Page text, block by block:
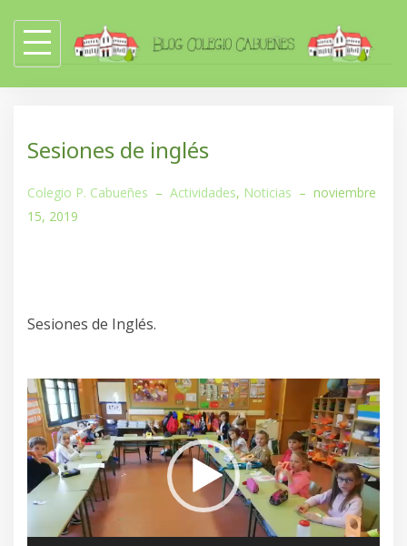
content
Sesiones de inglés
Colegio P. Cabueñes – Actividades, Noticias – noviembre
15, 2019
Sesiones de Inglés.
Reproductor
de
vídeo